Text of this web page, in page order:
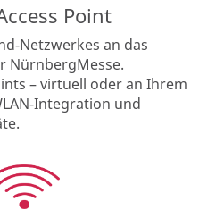
Point
Netzwerkes an das
NürnbergMesse.
– virtuell oder an Ihrem
Integration und